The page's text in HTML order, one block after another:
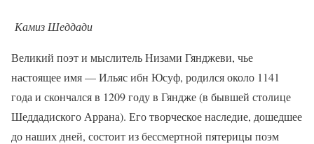
Камиз Шеддади
Великий поэт и мыслитель Низами Гянджеви, чье
настоящее имя — Ильяс ибн Юсуф, родился около 1141
года и скончался в 1209 году в Гяндже (в бывшей столице
Шеддадиского Аррана). Его творческое наследие, дошедшее
до наших дней, состоит из бессмертной пятерицы поэм